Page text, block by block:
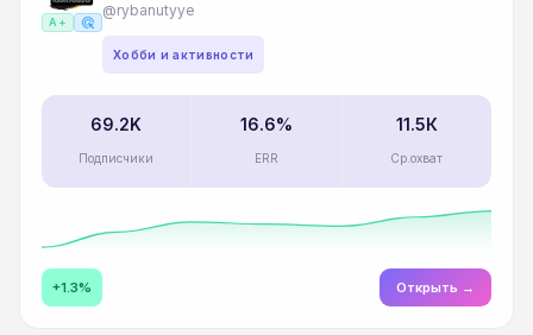
A+ ads_click
@rybanutyye
Хобби и активности
69.2K
Подписчики
16.6%
ERR
11.5К
Ср.охват
+1.3% Открыть →